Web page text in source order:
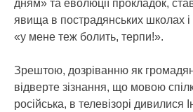
дням» та еволюції прокладок,
явища в пострадянських школах
«у мене теж болить, терпи!».
Зрештою, дозріванню як
відверте зізнання, що мовою
російська, в телевізорі дивилися